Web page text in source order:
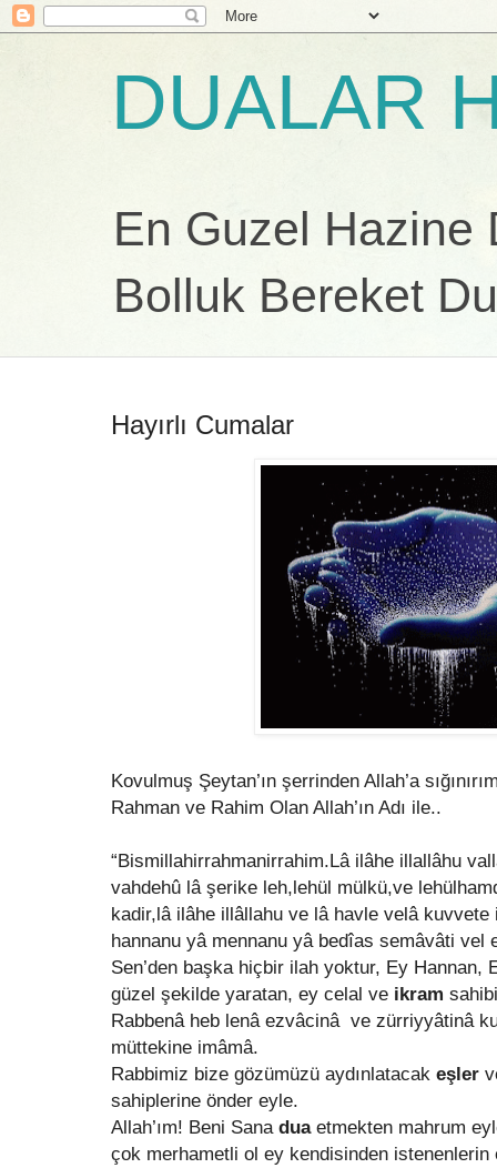
DUALAR
En Guzel Hazine
Bolluk Bereket
Hayırlı Cumalar
Kovulmuş Şeytan’ın şerrinden Allah’a
Rahman ve Rahim Olan Allah’ın Adı ile..
“Bismillahirrahmanirrahim.Lâ ilâhe illallâhu
vahdehû lâ şerike leh,lehül mülkü,ve
kadir,lâ ilâhe illâllahu ve lâ havle velâ kuvvete
hannanu yâ mennanu yâ bedîas semâvâti vel
Sen’den başka hiçbir ilah yoktur, Ey Hannan,
güzel şekilde yaratan, ey celal ve ikram
Rabbenâ heb lenâ ezvâcinâ ve zürriyyâtinâ
müttekine imâmâ.
Rabbimiz bize gözümüzü aydınlatacak eşler
sahiplerine önder eyle.
Allah’ım! Beni Sana duaetmekten mahrum
çok merhametli ol ey kendisinden istenenlerin